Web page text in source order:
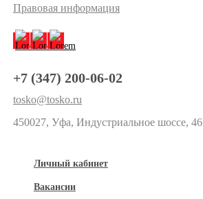
Правовая информация
+7 (347) 200-06-02
tosko@tosko.ru
450027, Уфа, Индустриальное шоссе, 46
Личный кабинет
Вакансии